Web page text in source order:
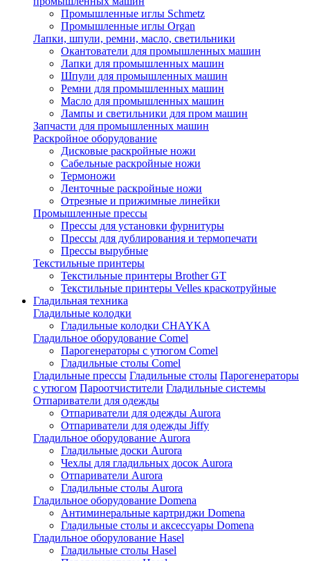
Промышленные иглы Schmetz
Промышленные иглы Organ
Лапки, шпули, ремни, масло, светильники
Окантователи для промышленных машин
Лапки для промышленных машин
Шпули для промышленных машин
Ремни для промышленных машин
Масло для промышленных машин
Лампы и светильники для пром машин
Запчасти для промышленных машин
Раскройное оборудование
Дисковые раскройные ножи
Сабельные раскройные ножи
Термоножи
Ленточные раскройные ножи
Отрезные и прижимные линейки
Промышленные прессы
Прессы для установки фурнитуры
Прессы для дублирования и термопечати
Прессы вырубные
Текстильные принтеры
Текстильные принтеры Brother GT
Текстильные принтеры Velles краскотруйные
Гладильная техника
Гладильные колодки
Гладильные колодки CHAYKA
Гладильное оборудование Comel
Парогенераторы с утюгом Comel
Гладильные столы Comel
Гладильные прессы Гладильные столы Парогенераторы
с утюгом Пароотчистители Гладильные системы
Отпариватели для одежды
Отпариватели для одежды Aurora
Отпариватели для одежды Jiffy
Гладильное оборудование Aurora
Гладильные доски Aurora
Чехлы для гладильных досок Aurora
Отпариватели Aurora
Гладильные столы Aurora
Гладильное оборудование Domena
Антиминеральные картриджи Domena
Гладильные столы и аксессуары Domena
Гладильное оборулование Hasel
Гладильные столы Hasel